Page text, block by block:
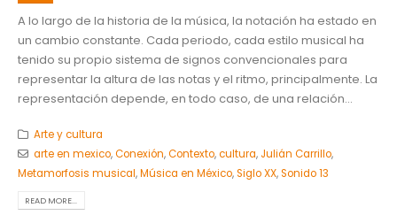
A lo largo de la historia de la música, la notación ha estado en
un cambio constante. Cada periodo, cada estilo musical ha
tenido su propio sistema de signos convencionales para
representar la altura de las notas y el ritmo, principalmente. La
representación depende, en todo caso, de una relación...
Arte y cultura
arte en mexico,Conexión,Contexto,cultura, Julián Carrillo,
Metamorfosis musical,Música en México,Siglo XX,Sonido 13
READ MORE...